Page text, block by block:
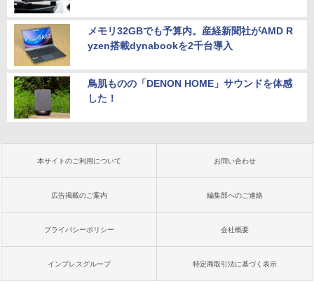
メモリ32GBでも予算内。産経新聞社がAMD R
yzen搭載dynabookを2千台導入
鳥肌ものの「DENON HOME」サウンドを体感
した！
本サイトのご利用について お問い合わせ
広告掲載のご案内 編集部へのご連絡
プライバシーポリシー 会社概要
インプレスグループ 特定商取引法に基づく表示